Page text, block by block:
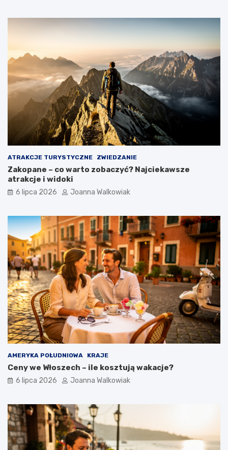
ATRAKCJE TURYSTYCZNE ZWIEDZANIE
Zakopane – co warto zobaczyć? Najciekawsze
atrakcje i widoki
6 lipca 2026 Joanna Walkowiak
AMERYKA POŁUDNIOWA KRAJE
Ceny we Włoszech – ile kosztują wakacje?
6 lipca 2026 Joanna Walkowiak